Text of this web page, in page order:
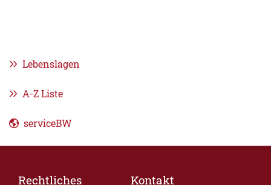
Lebenslagen
A-Z Liste
serviceBW
Rechtliches Kontakt